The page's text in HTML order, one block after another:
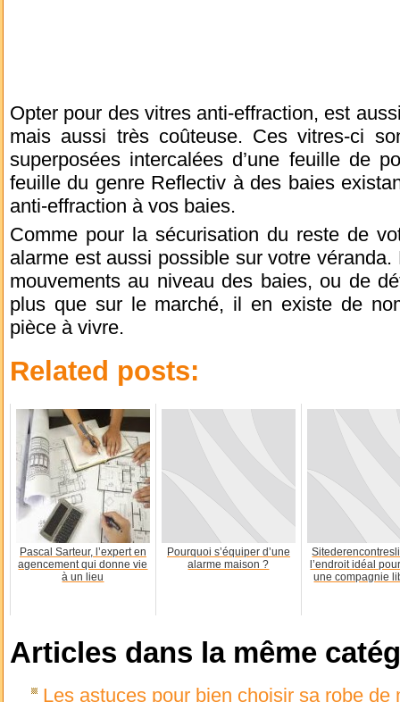
Opter pour des vitres anti-effraction, est
mais aussi très coûteuse. Ces vitres-ci
superposées intercalées d’une feuille de
feuille du genre Reflectiv à des baies
anti-effraction à vos baies.
Comme pour la sécurisation du reste de
alarme est aussi possible sur votre
mouvements au niveau des baies, ou de
plus que sur le marché, il en existe de
pièce à vivre.
Related posts:
Pascal Sarteur, l’expert en
agencement qui donne vie
à un lieu
Pourquoi s’équiper d’une
alarme maison ?
l’endroit idéal
une compagnie
Articles dans la même
Les astuces pour bien choisir sa robe de